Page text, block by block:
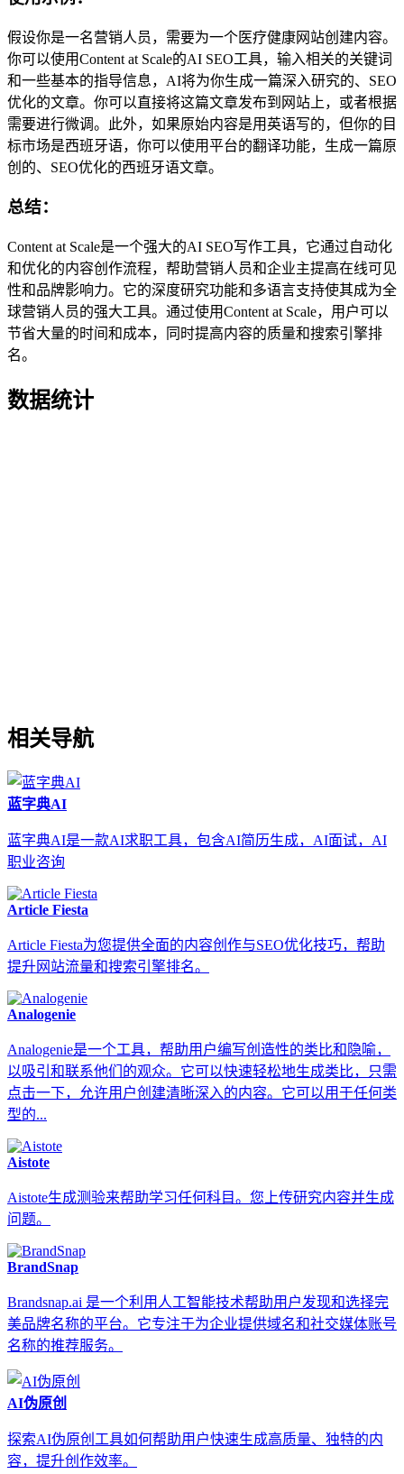
假设你是一名营销人员，需要为一个医疗健康网站创建内容。
你可以使用Content at Scale的AI SEO工具，输入相关的关键词
和一些基本的指导信息，AI将为你生成一篇深入研究的、SEO
优化的文章。你可以直接将这篇文章发布到网站上，或者根据
需要进行微调。此外，如果原始内容是用英语写的，但你的目
标市场是西班牙语，你可以使用平台的翻译功能，生成一篇原
创的、SEO优化的西班牙语文章。
总结：
Content at Scale是一个强大的AI SEO写作工具，它通过自动化
和优化的内容创作流程，帮助营销人员和企业主提高在线可见
性和品牌影响力。它的深度研究功能和多语言支持使其成为全
球营销人员的强大工具。通过使用Content at Scale，用户可以
节省大量的时间和成本，同时提高内容的质量和搜索引擎排
名。
数据统计
相关导航
蓝字典AI
蓝字典AI是一款AI求职工具，包含AI简历生成，AI面试，AI
职业咨询
Article Fiesta
Article Fiesta为您提供全面的内容创作与SEO优化技巧，帮助
提升网站流量和搜索引擎排名。
Analogenie
Analogenie是一个工具，帮助用户编写创造性的类比和隐喻，
以吸引和联系他们的观众。它可以快速轻松地生成类比，只需
点击一下，允许用户创建清晰深入的内容。它可以用于任何类
型的...
Aistote
Aistote生成测验来帮助学习任何科目。您上传研究内容并生成
问题。
BrandSnap
Brandsnap.ai 是一个利用人工智能技术帮助用户发现和选择完
美品牌名称的平台。它专注于为企业提供域名和社交媒体账号
名称的推荐服务。
AI伪原创
探索AI伪原创工具如何帮助用户快速生成高质量、独特的内
容，提升创作效率。